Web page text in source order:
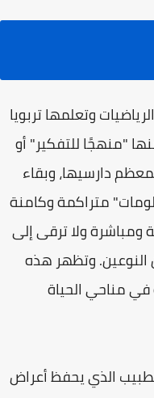
وتعلمها تربويا
"منهجًا للتفكير" أو
دارسيها، وبقاء
متراكمة وكامنة
ومباشرة ولا ترقى إلى
وتظهر هذه
في مناحي الحياة
الذي يحفظ أعراض